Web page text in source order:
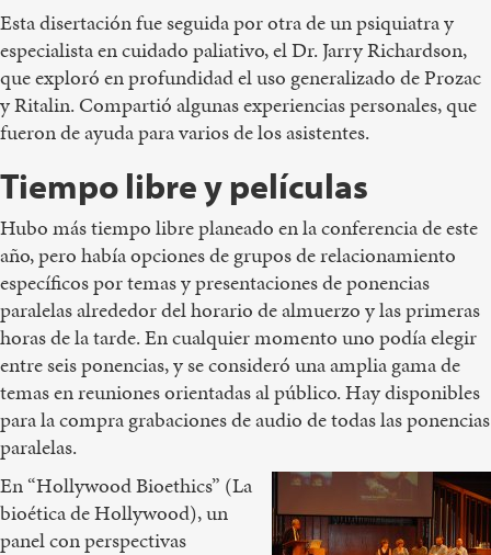
Esta disertación fue seguida por otra de un psiquiatra y
especialista en cuidado paliativo, el Dr. Jarry Richardson,
que exploró en profundidad el uso generalizado de Prozac
y Ritalin. Compartió algunas experiencias personales, que
fueron de ayuda para varios de los asistentes.
Tiempo libre y películas
Hubo más tiempo libre planeado en la conferencia de este
año, pero había opciones de grupos de relacionamiento
específicos por temas y presentaciones de ponencias
paralelas alrededor del horario de almuerzo y las primeras
horas de la tarde. En cualquier momento uno podía elegir
entre seis ponencias, y se consideró una amplia gama de
temas en reuniones orientadas al público. Hay disponibles
para la compra grabaciones de audio de todas las ponencias
paralelas.
En “Hollywood Bioethics” (La
bioética de Hollywood), un
panel con perspectivas